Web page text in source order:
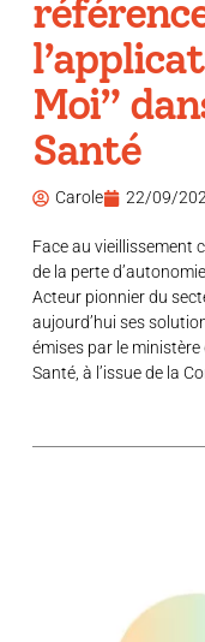
Moi”
Santé
Carole 22/09/
Face au vieillissement
de la perte
Acteur pionnier du
aujourd’hui ses
émises par le ministère
Santé, à l’issue de la